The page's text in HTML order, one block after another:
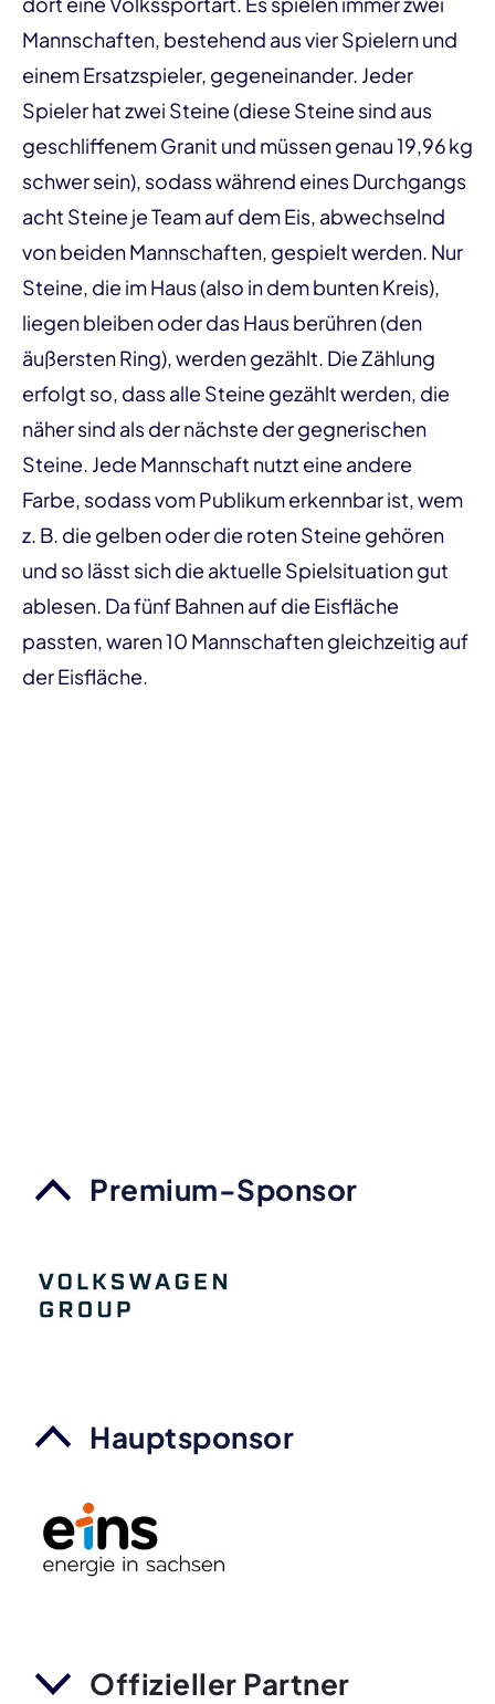
Mannschaften, bestehend aus vier Spielern und
einem Ersatzspieler, gegeneinander. Jeder
Spieler hat zwei Steine (diese Steine sind aus
geschliffenem Granit und müssen genau 19,96 kg
schwer sein), sodass während eines Durchgangs
acht Steine je Team auf dem Eis, abwechselnd
von beiden Mannschaften, gespielt werden. Nur
Steine, die im Haus (also in dem bunten Kreis),
liegen bleiben oder das Haus berühren (den
äußersten Ring), werden gezählt. Die Zählung
erfolgt so, dass alle Steine gezählt werden, die
näher sind als der nächste der gegnerischen
Steine. Jede Mannschaft nutzt eine andere
Farbe, sodass vom Publikum erkennbar ist, wem
z. B. die gelben oder die roten Steine gehören
und so lässt sich die aktuelle Spielsituation gut
ablesen. Da fünf Bahnen auf die Eisfläche
passten, waren 10 Mannschaften gleichzeitig auf
der Eisfläche.
Premium-Sponsor
Hauptsponsor
Offizieller Partner